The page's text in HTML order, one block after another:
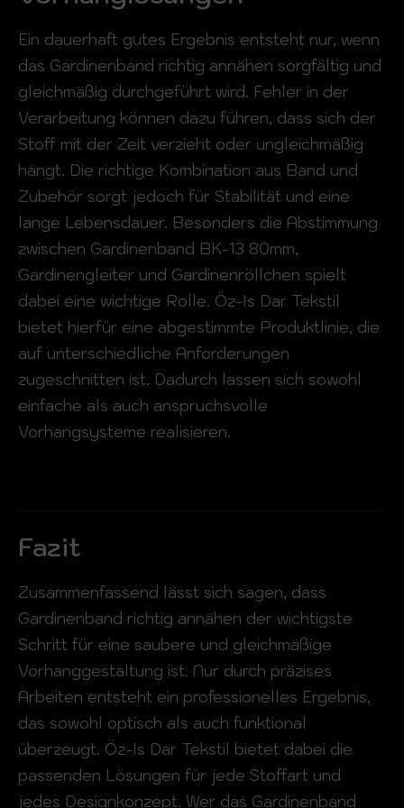
Ein dauerhaft gutes Ergebnis entsteht nur, wenn
das Gardinenband richtig annähen sorgfältig und
gleichmäßig durchgeführt wird. Fehler in der
Verarbeitung können dazu führen, dass sich der
Stoff mit der Zeit verzieht oder ungleichmäßig
hängt. Die richtige Kombination aus Band und
Zubehör sorgt jedoch für Stabilität und eine
lange Lebensdauer. Besonders die Abstimmung
zwischen Gardinenband BK-13 80mm,
Gardinengleiter und Gardinenröllchen spielt
dabei eine wichtige Rolle. Öz-Is Dar Tekstil
bietet hierfür eine abgestimmte Produktlinie, die
auf unterschiedliche Anforderungen
zugeschnitten ist. Dadurch lassen sich sowohl
einfache als auch anspruchsvolle
Vorhangsysteme realisieren.
Fazit
Zusammenfassend lässt sich sagen, dass
Gardinenband richtig annähen der wichtigste
Schritt für eine saubere und gleichmäßige
Vorhanggestaltung ist. Nur durch präzises
Arbeiten entsteht ein professionelles Ergebnis,
das sowohl optisch als auch funktional
überzeugt. Öz-Is Dar Tekstil bietet dabei die
passenden Lösungen für jede Stoffart und
jedes Designkonzept. Wer das Gardinenband